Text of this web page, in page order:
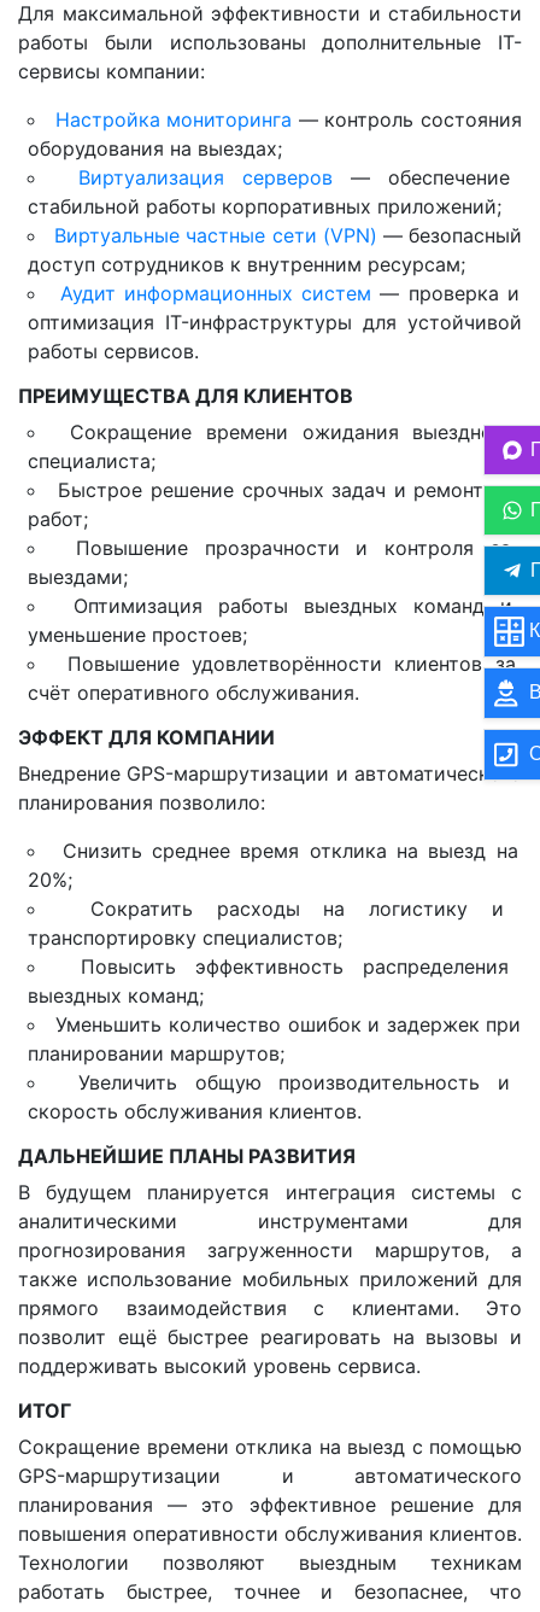
Для максимальной эффективности и стабильности
работы были использованы дополнительные IT-
сервисы компании:
Настройка мониторинга — контроль состояния
оборудования на выездах;
Виртуализация серверов — обеспечение
стабильной работы корпоративных приложений;
Виртуальные частные сети (VPN) — безопасный
доступ сотрудников к внутренним ресурсам;
Аудит информационных систем — проверка и
оптимизация IT-инфраструктуры для устойчивой
работы сервисов.
ПРЕИМУЩЕСТВА ДЛЯ КЛИЕНТОВ
Сокращение времени ожидания выездного
специалиста;
Быстрое решение срочных задач и ремонтных
работ;
Повышение прозрачности и контроля за
выездами;
Оптимизация работы выездных команд и
уменьшение простоев;
Повышение удовлетворённости клиентов за
счёт оперативного обслуживания.
ЭФФЕКТ ДЛЯ КОМПАНИИ
Внедрение GPS-маршрутизации и автоматического
планирования позволило:
Снизить среднее время отклика на выезд на
20%;
Сократить расходы на логистику и
транспортировку специалистов;
Повысить эффективность распределения
выездных команд;
Уменьшить количество ошибок и задержек при
планировании маршрутов;
Увеличить общую производительность и
скорость обслуживания клиентов.
ДАЛЬНЕЙШИЕ ПЛАНЫ РАЗВИТИЯ
В будущем планируется интеграция системы с
аналитическими инструментами для
прогнозирования загруженности маршрутов, а
также использование мобильных приложений для
прямого взаимодействия с клиентами. Это
позволит ещё быстрее реагировать на вызовы и
поддерживать высокий уровень сервиса.
ИТОГ
Сокращение времени отклика на выезд с помощью
GPS-маршрутизации и автоматического
планирования — это эффективное решение для
повышения оперативности обслуживания клиентов.
Технологии позволяют выездным техникам
работать быстрее, точнее и безопаснее, что